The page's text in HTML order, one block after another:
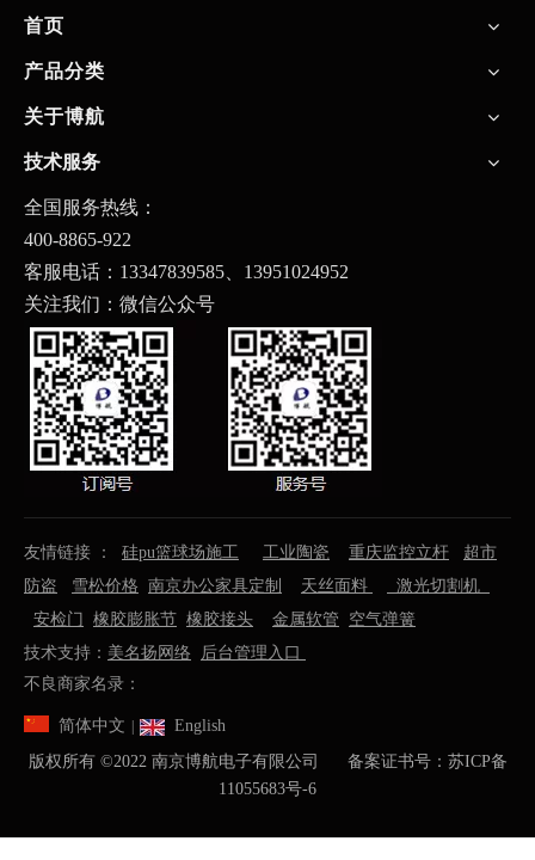
首页
产品分类
关于博航
技术服务
全国服务热线：
400-8865-922
客服电话：13347839585、 13951024952
关注我们：微信公众号
友情链接 ： 硅pu篮球场施工 工业陶瓷 重庆监控立杆
超市
防盗
雪松价格 南京办公家具定制 天丝面料
激光切割机
安检门
橡胶膨胀节 橡胶接头 金属软管
空气弹簧
技术支持： 美名扬网络
后台管理入口
不良商家名录：
简体中文 |
English
版权所有 ©️2022 南京博航电子有限公司 备案证书号： 苏ICP备
11055683号-6